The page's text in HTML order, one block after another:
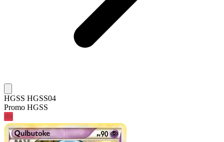
HGSS HGSS04
Promo HGSS